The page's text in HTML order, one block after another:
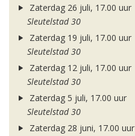
Zaterdag 26 juli, 17.00 uur
Sleutelstad 30
Zaterdag 19 juli, 17.00 uur
Sleutelstad 30
Zaterdag 12 juli, 17.00 uur
Sleutelstad 30
Zaterdag 5 juli, 17.00 uur
Sleutelstad 30
Zaterdag 28 juni, 17.00 uur